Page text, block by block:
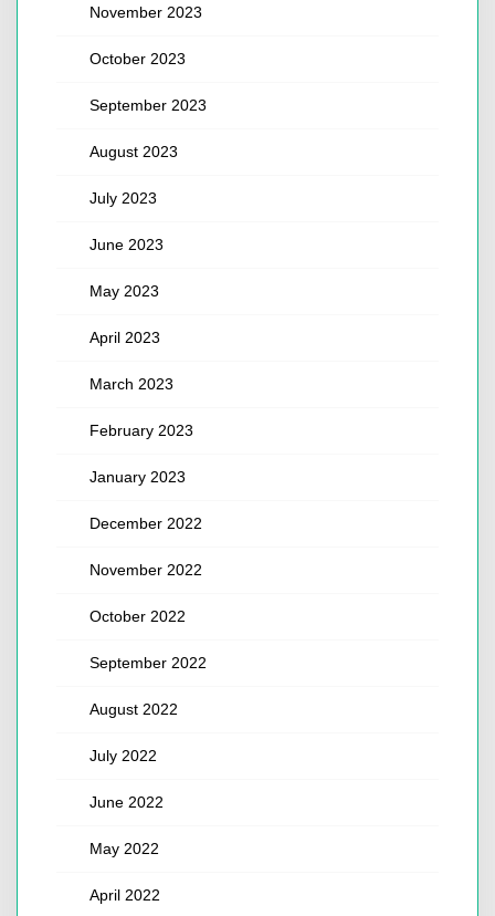
November 2023
October 2023
September 2023
August 2023
July 2023
June 2023
May 2023
April 2023
March 2023
February 2023
January 2023
December 2022
November 2022
October 2022
September 2022
August 2022
July 2022
June 2022
May 2022
April 2022